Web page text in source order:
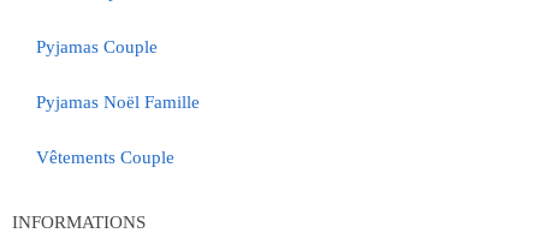
Pyjamas Couple
Pyjamas Noël Famille
Vêtements Couple
INFORMATIONS